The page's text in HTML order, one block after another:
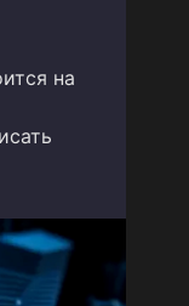
на